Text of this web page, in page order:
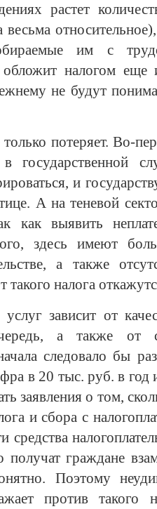
растет
им с
налогом еще
не будут
потеряет. Во-
в государственной
и
А на теневой
как выявить
здесь имеют
а также
такого налога
зависит от
а также от
следовало бы
в 20 тыс. руб. в
заявления о том,
и сбора с
средства
получат граждане
Поэтому
против такого